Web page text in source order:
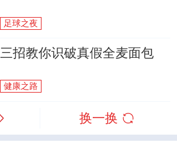
足球之夜
三招教你识破真假全麦面包
健康之路
换一换